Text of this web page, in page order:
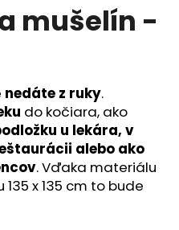
mušelín -
nedáte z ruky.
do kočiara, ako
u lekára, v
alebo ako
. Vďaka materiálu
135 x 135 cm to bude